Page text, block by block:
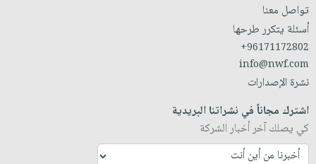
تواصل معنا
أسئلة يتكرر طرحها
+96171172802
info@nwf.com
نشرة الإصدارات
اشترك مجاناً في نشراتنا البريدية
كي يصلك آخر أخبار الشركة